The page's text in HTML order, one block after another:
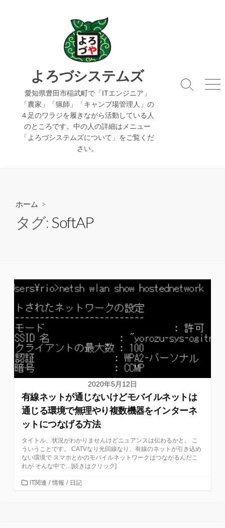
よろづシステムズ
愛知県豊田市稲武町で「ITエンジニア」
「農家」「猟師」「キャンプ場管理人」の
４足のワラジを履きながら活動している人
のところです。中の人の詳細はメニュー
「よろづシステムズについて」をご覧くだ
さい。
検
メ
ホーム >
タグ:SoftAP
2020年5月12日
有線ネットが通じないけどモバイルネットは
通じる環境で無理やり複数機器をインターネ
ットにつなげる方法
タイトル、状況がわかりませんけどニュアンスは伝わるかと。 こ
ういうことです。 CATVなり光回線なり、有線のネットが引き込め
ない環境で スマホとかのモバイルネットワークはつながるんだこ
れが そんな中で…[続きはクリック]
カIT関連 / 情報 / 日記